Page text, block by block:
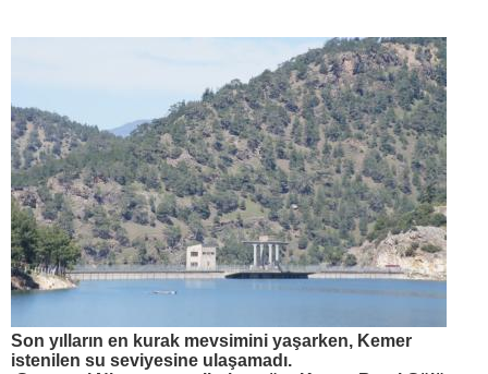
Son yılların en kurak mevsimini yaşarken, Kemer
istenilen su seviyesine ulaşamadı.